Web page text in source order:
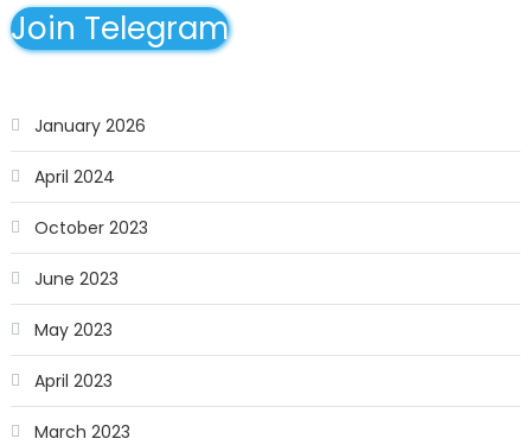
Join Telegram
January 2026
April 2024
October 2023
June 2023
May 2023
April 2023
March 2023